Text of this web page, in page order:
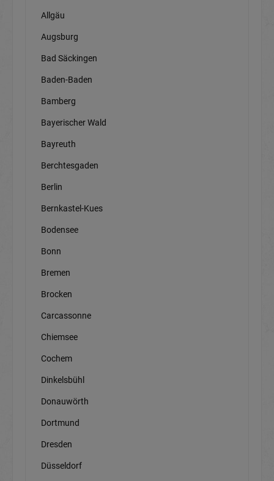
Allgäu
Augsburg
Bad Säckingen
Baden-Baden
Bamberg
Bayerischer Wald
Bayreuth
Berchtesgaden
Berlin
Bernkastel-Kues
Bodensee
Bonn
Bremen
Brocken
Carcassonne
Chiemsee
Cochem
Dinkelsbühl
Donauwörth
Dortmund
Dresden
Düsseldorf